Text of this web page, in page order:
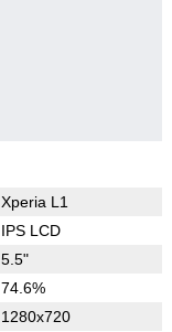
Xperia L1
IPS LCD
5.5"
74.6%
1280x720